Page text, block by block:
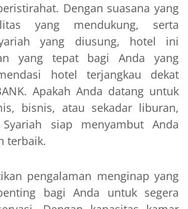
Dengan suasana yang
yang mendukung, serta
yang diusung, hotel ini
yang tepat bagi Anda yang
hotel terjangkau dekat
Apakah Anda datang untuk
bisnis, atau sekadar liburan,
siap menyambut Anda
terbaik.
pengalaman menginap yang
bagi Anda untuk segera